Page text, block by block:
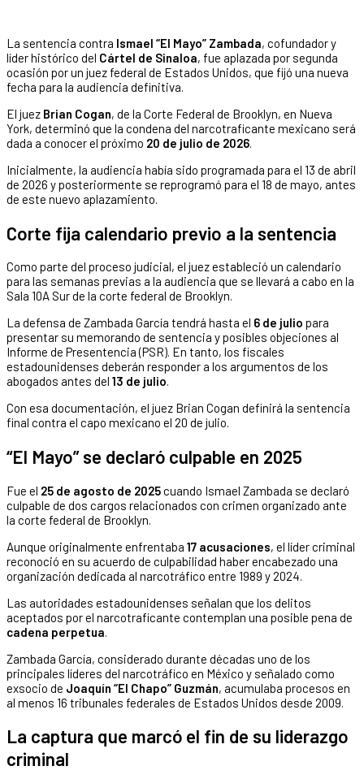
La sentencia contra Ismael “El Mayo” Zambada, cofundador y
líder histórico del Cártel de Sinaloa, fue aplazada por segunda
ocasión por un juez federal de Estados Unidos, que fijó una nueva
fecha para la audiencia definitiva.
El juez Brian Cogan, de la Corte Federal de Brooklyn, en Nueva
York, determinó que la condena del narcotraficante mexicano será
dada a conocer el próximo 20 de julio de 2026.
Inicialmente, la audiencia había sido programada para el 13 de abril
de 2026 y posteriormente se reprogramó para el 18 de mayo, antes
de este nuevo aplazamiento.
Corte fija calendario previo a la sentencia
Como parte del proceso judicial, el juez estableció un calendario
para las semanas previas a la audiencia que se llevará a cabo en la
Sala 10A Sur de la corte federal de Brooklyn.
La defensa de Zambada García tendrá hasta el 6 de julio para
presentar su memorando de sentencia y posibles objeciones al
Informe de Presentencia (PSR). En tanto, los fiscales
estadounidenses deberán responder a los argumentos de los
abogados antes del 13 de julio.
Con esa documentación, el juez Brian Cogan definirá la sentencia
final contra el capo mexicano el 20 de julio.
“El Mayo” se declaró culpable en 2025
Fue el 25 de agosto de 2025cuando Ismael Zambada se declaró
culpable de dos cargos relacionados con crimen organizado ante
la corte federal de Brooklyn.
Aunque originalmente enfrentaba 17 acusaciones, el líder criminal
reconoció en su acuerdo de culpabilidad haber encabezado una
organización dedicada al narcotráfico entre 1989 y 2024.
Las autoridades estadounidenses señalan que los delitos
aceptados por el narcotraficante contemplan una posible pena de
cadena perpetua
Zambada García, considerado durante décadas uno de los
principales líderes del narcotráfico en México y señalado como
exsocio de Joaquín “El Chapo” Guzmán, acumulaba procesos en
al menos 16 tribunales federales de Estados Unidos desde 2009.
La captura que marcó el fin de su liderazgo
criminal